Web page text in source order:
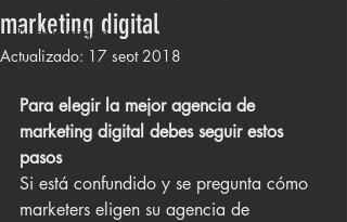
Tu comunidad
Consejos para bloguear
marketing digital
Actualizado: 17 sept 2018
Para elegir la mejor agencia de
marketing digital debes seguir estos
pasos
Si está confundido y se pregunta cómo
marketers eligen su agencia de